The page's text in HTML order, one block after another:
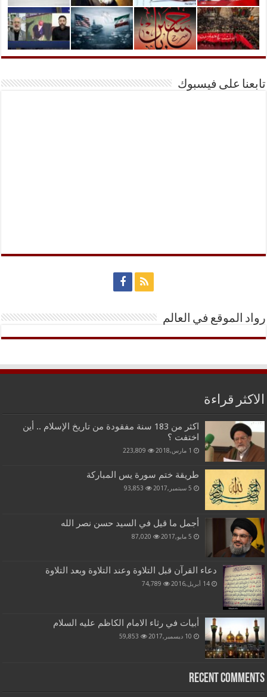
تابعنا على فيسبوك
رواد الموقع في العالم
الاكثر قراءة
اكثر من 183 سنة مفقودة من تاريخ الإسلام .. أين
اختفت ؟
1 مارس,2018 223,809
طريقة ختم سورة يس المباركة
5 سبتمبر,2017 93,853
أجمل ما قيل في السيد حسن نصر الله
5 مايو,2017 87,020
دعاء القرآن قبل التلاوة وعند التلاوة وبعد التلاوة
14 أبريل,2016 74,789
أبيات في رثاء الامام الكاظم عليه السلام
10 ديسمبر,2017 59,853
Recent Comments